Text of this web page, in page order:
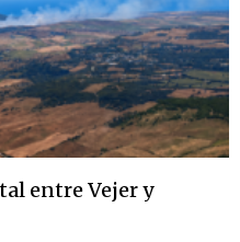
entre Vejer y